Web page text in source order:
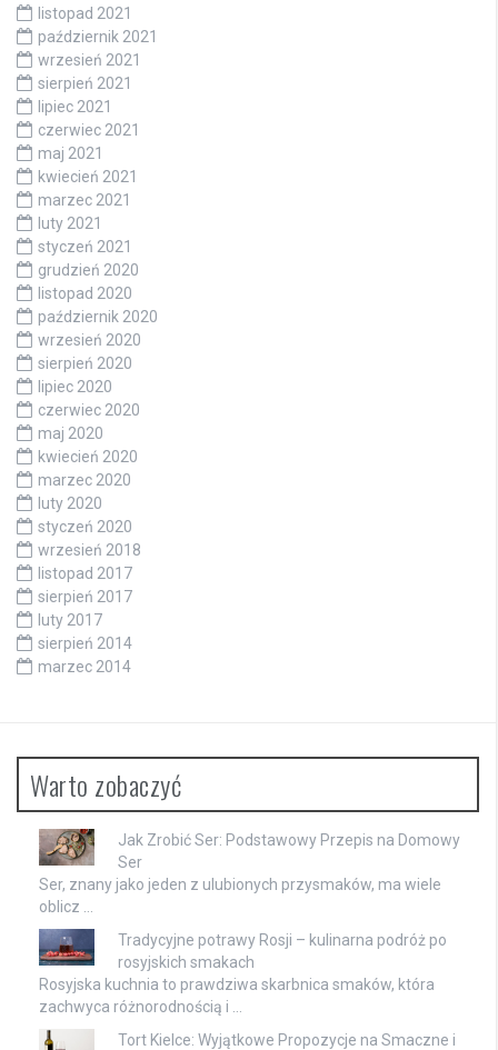
listopad 2021
październik 2021
wrzesień 2021
sierpień 2021
lipiec 2021
czerwiec 2021
maj 2021
kwiecień 2021
marzec 2021
luty 2021
styczeń 2021
grudzień 2020
listopad 2020
październik 2020
wrzesień 2020
sierpień 2020
lipiec 2020
czerwiec 2020
maj 2020
kwiecień 2020
marzec 2020
luty 2020
styczeń 2020
wrzesień 2018
listopad 2017
sierpień 2017
luty 2017
sierpień 2014
marzec 2014
Warto zobaczyć
Jak Zrobić Ser: Podstawowy Przepis na Domowy
Ser
Ser, znany jako jeden z ulubionych przysmaków, ma wiele
oblicz …
Tradycyjne potrawy Rosji – kulinarna podróż po
rosyjskich smakach
Rosyjska kuchnia to prawdziwa skarbnica smaków, która
zachwyca różnorodnością i …
Tort Kielce: Wyjątkowe Propozycje na Smaczne i